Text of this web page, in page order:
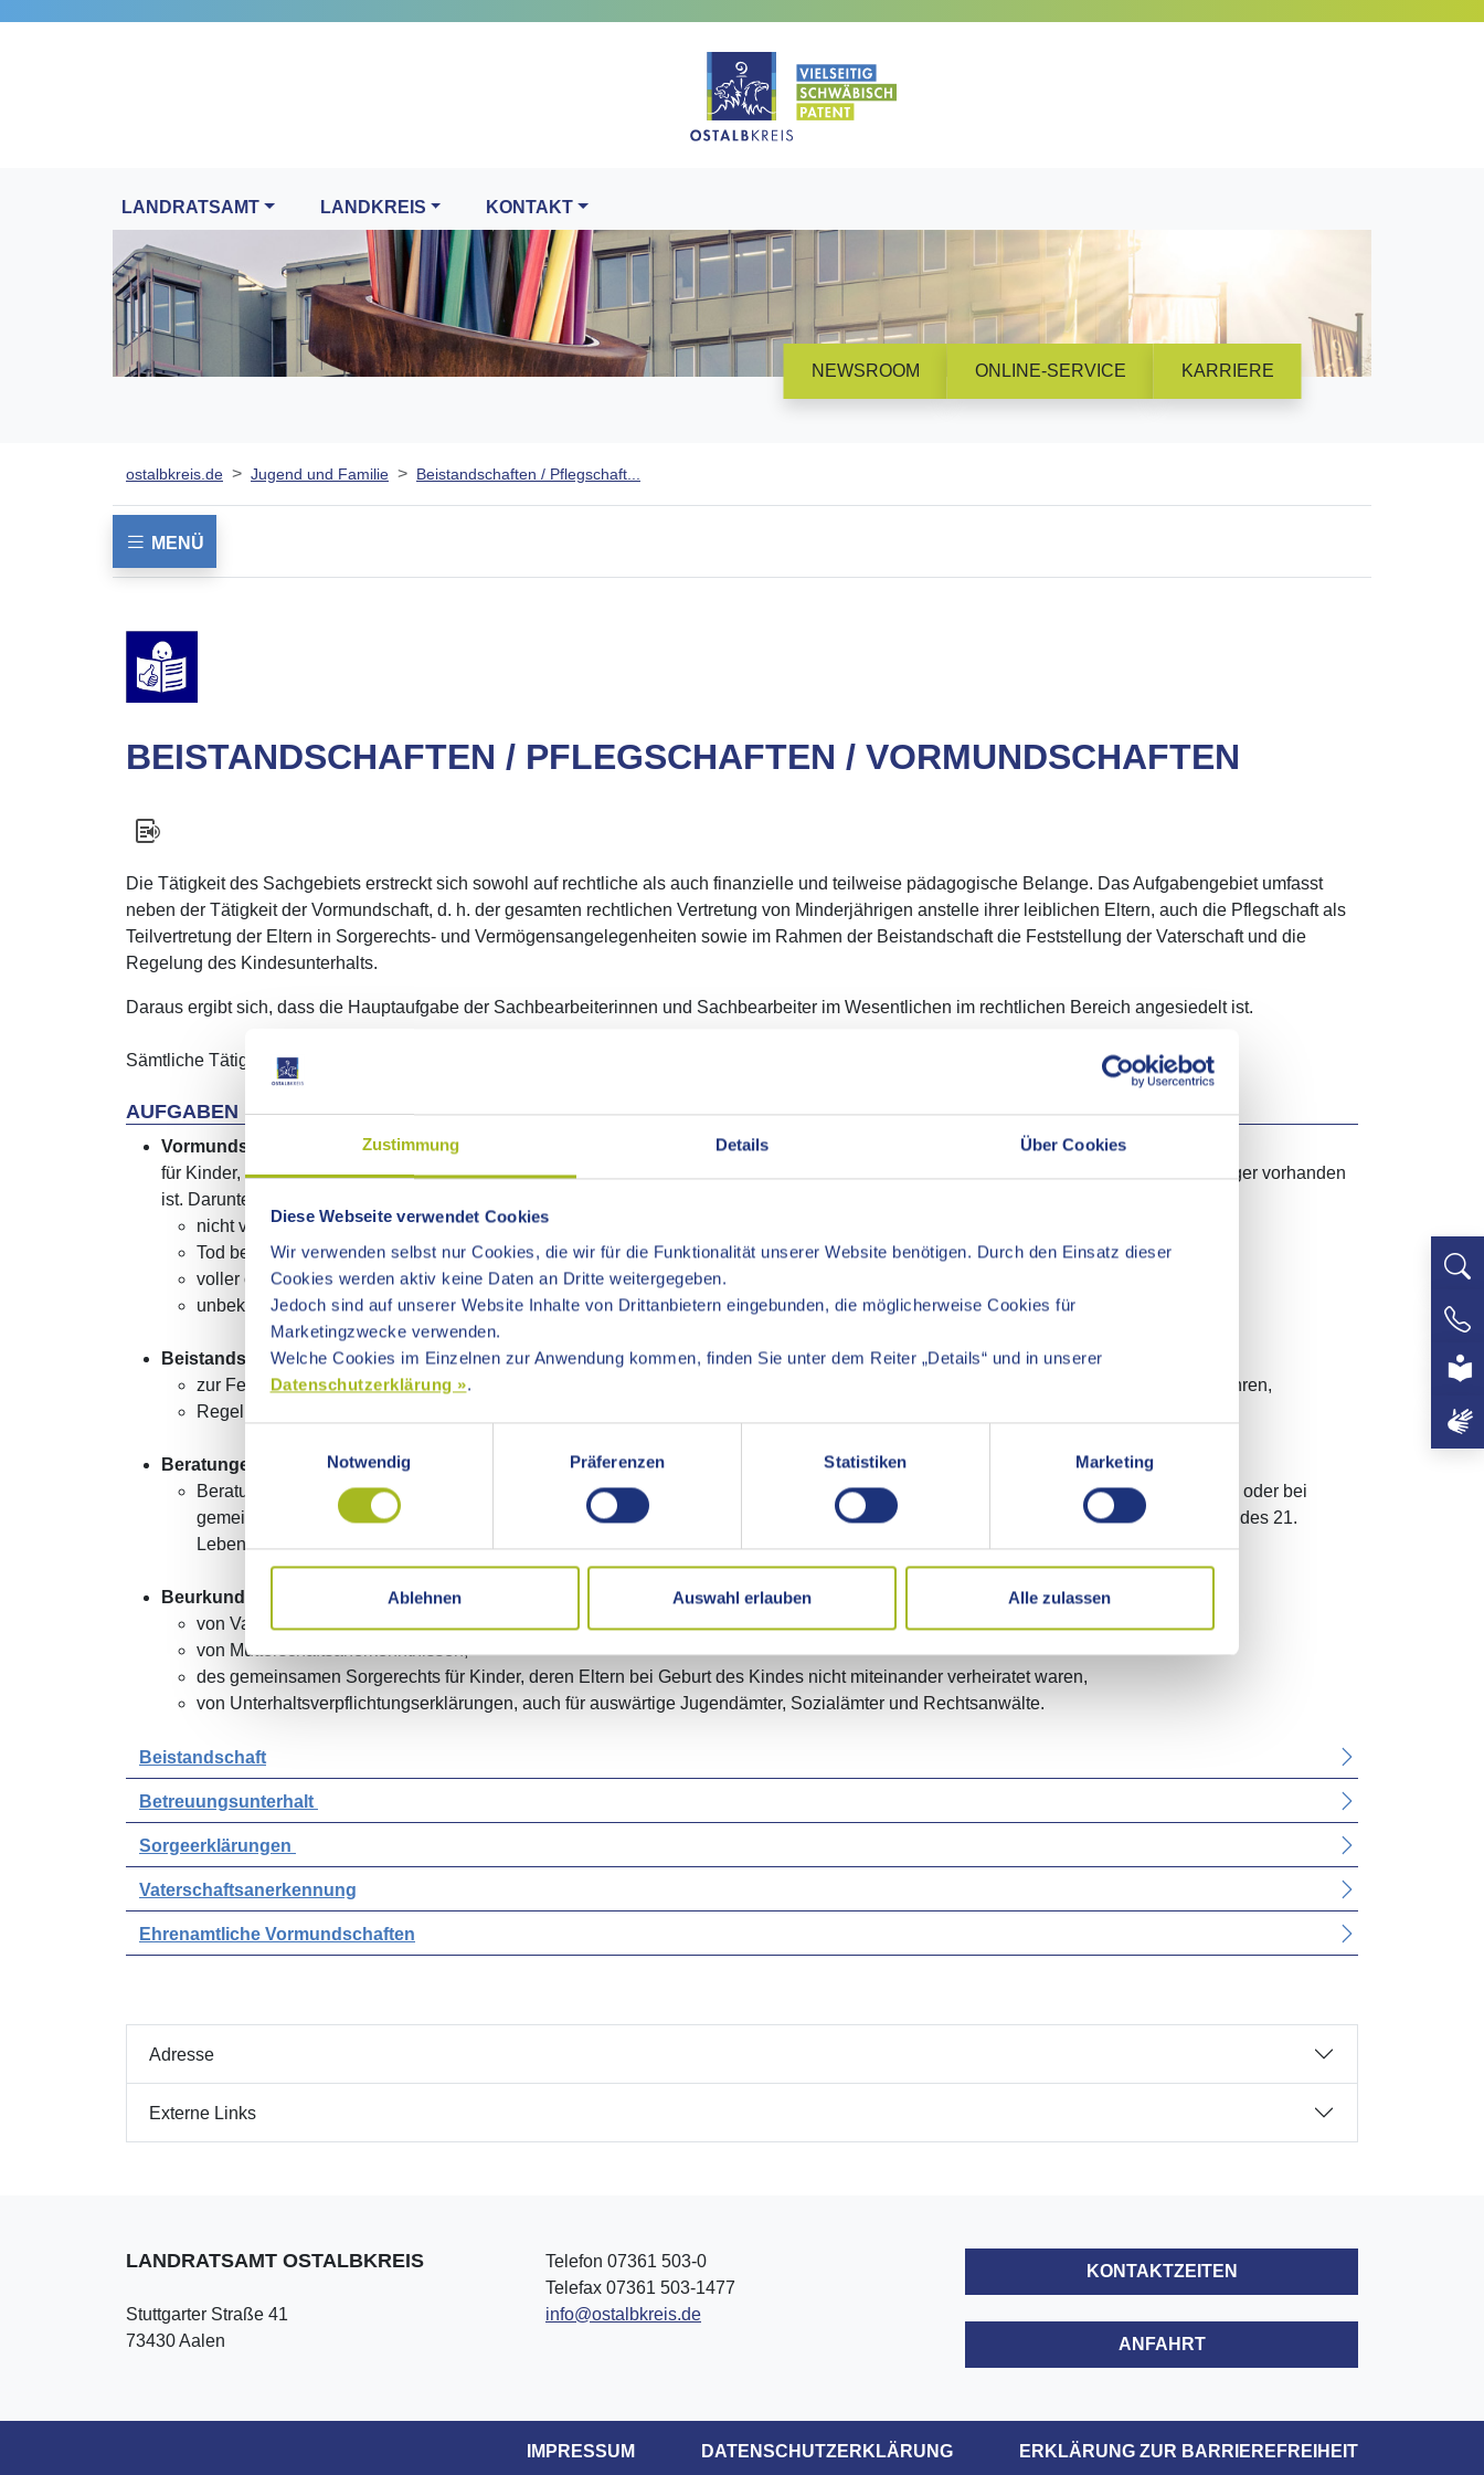
Zustimmung Details Über Cookies
Diese Webseite verwendet Cookies
Wir verwenden selbst nur Cookies, die wir für die Funktionalität unserer Website benötigen. Durch den Einsatz dieser
Cookies werden aktiv keine Daten an Dritte weitergegeben.
Jedoch sind auf unserer Website Inhalte von Drittanbietern eingebunden, die möglicherweise Cookies für
Marketingzwecke verwenden.
Welche Cookies im Einzelnen zur Anwendung kommen, finden Sie unter dem Reiter „Details“ und in unserer
Datenschutzerklärung ».
Notwendig
Präferenzen Statistiken Marketing
Ablehnen Auswahl erlauben Alle zulassen
LANDRATSAMT LANDKREIS KONTAKT
NEWSROOM ONLINE-SERVICE KARRIERE
ostalbkreis.de Jugend und Familie Beistandschaften / Pflegschaft...
MENÜ
BEISTANDSCHAFTEN / PFLEGSCHAFTEN / VORMUNDSCHAFTEN
Die Tätigkeit des Sachgebiets erstreckt sich sowohl auf rechtliche als auch finanzielle und teilweise pädagogische Belange. Das Aufgabengebiet umfasst
neben der Tätigkeit der Vormundschaft, d. h. der gesamten rechtlichen Vertretung von Minderjährigen anstelle ihrer leiblichen Eltern, auch die Pflegschaft als
Teilvertretung der Eltern in Sorgerechts- und Vermögensangelegenheiten sowie im Rahmen der Beistandschaft die Feststellung der Vaterschaft und die
Regelung des Kindesunterhalts.
Daraus ergibt sich, dass die Hauptaufgabe der Sachbearbeiterinnen und Sachbearbeiter im Wesentlichen im rechtlichen Bereich angesiedelt ist.
Sämtliche Tätigkeiten stehen dem rat- und hilfesuchenden Bürger kostenlos zur Verfügung.
AUFGABEN
Vormundschaften und Pflegschaften
für Kinder, deren Eltern oder Elternteil an der gesetzlichen Vertretung verhindert sind und für die kein geeigneter Einzelvormund oder -pfleger vorhanden
ist. Darunter fallen
nicht verheiratete minderjährige Mütter,
Tod beider Eltern oder des alleinsorgeberechtigten Elternteils,
voller oder teilweiser Entzug des elterlichen Sorgerechts durch das Gericht,
unbekannter Aufenthalt der/des sorgeberechtigten Eltern/Elternteils.
Beistandschaften
zur Feststellung der Vaterschaft für Kinder, deren Eltern bei der Geburt nicht verheiratet waren, ggf. auch durch ein gerichtliches Verfahren,
Regelung und Durchsetzung des Kindesunterhalts, nötigenfalls auch gerichtlich.
Beratungen
Beratung und Unterstützung von Elternteilen die allein für ein Kind oder einen Jugendlichen zu sorgen haben oder tatsächlich sorgen, oder bei
gemeinsamer elterlicher Sorge des Elternteils, in dessen Obhut sich das Kind befindet, sowie jungen Volljährigen (bis zur Vollendung des 21.
Lebensjahres) bei der Geltendmachung von Unterhalt.
Beurkundungen
von Vaterschaftsanerkenntnissen und Zustimmungserklärungen der Mütter,
von Mutterschaftsanerkenntnissen,
des gemeinsamen Sorgerechts für Kinder, deren Eltern bei Geburt des Kindes nicht miteinander verheiratet waren,
von Unterhaltsverpflichtungserklärungen, auch für auswärtige Jugendämter, Sozialämter und Rechtsanwälte.
Beistandschaft
Betreuungsunterhalt
Sorgeerklärungen
Vaterschaftsanerkennung
Ehrenamtliche Vormundschaften
Adresse
Externe Links
LANDRATSAMT OSTALBKREIS
Stuttgarter Straße 41
73430 Aalen
Telefon 07361 503-0
Telefax 07361 503-1477
info@ostalbkreis.de
KONTAKTZEITEN
ANFAHRT
IMPRESSUM DATENSCHUTZERKLÄRUNG ERKLÄRUNG ZUR BARRIEREFREIHEIT